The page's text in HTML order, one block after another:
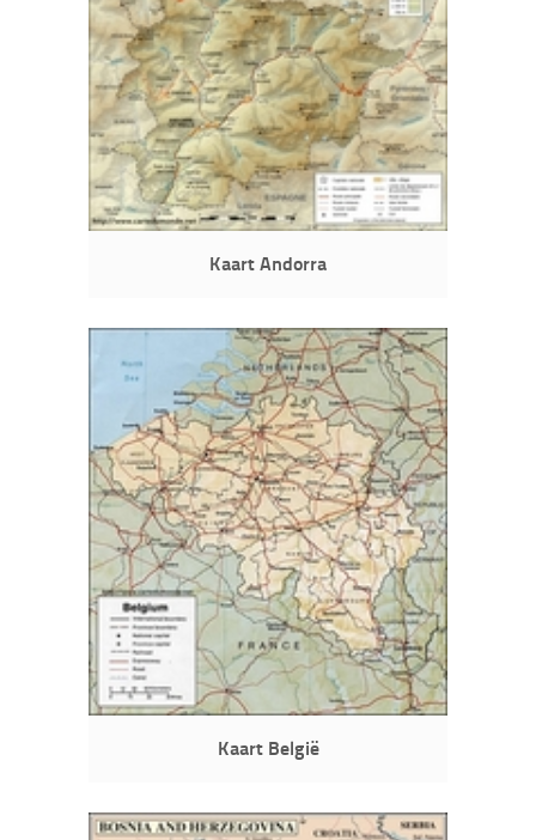
Kaart Andorra
Kaart België